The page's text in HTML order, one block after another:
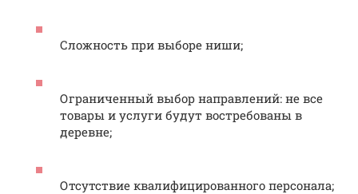
Сложность при выборе ниши;
Ограниченный выбор направлений: не все
товары и услуги будут востребованы в
деревне;
Отсутствие квалифицированного персонала;